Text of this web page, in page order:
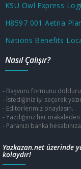
KSU Owl Express
H8597 001 Aetna
Nations Benefits
Nasıl Çalışır?
- Başvuru formunu
- İstediğiniz işi seçerek
- Editörlerimiz onaylasın.
- Yazdığınız her makaleden
- Paranızı banka
Yazkazan.net üzerinde
kolaydır!